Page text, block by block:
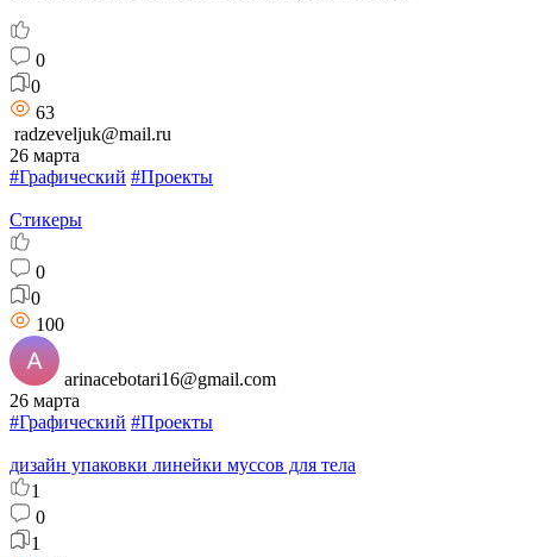
0
0
63
radzeveljuk@mail.ru
26 марта
#Графический #Проекты
Стикеры
0
0
100
arinacebotari16@gmail.com
26 марта
#Графический #Проекты
дизайн упаковки линейки муссов для тела
1
0
1